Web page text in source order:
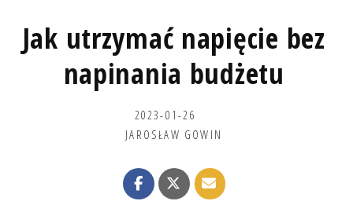
Jak utrzymać napięcie bez
napinania budżetu
2023-01-26
JAROSŁAW GOWIN